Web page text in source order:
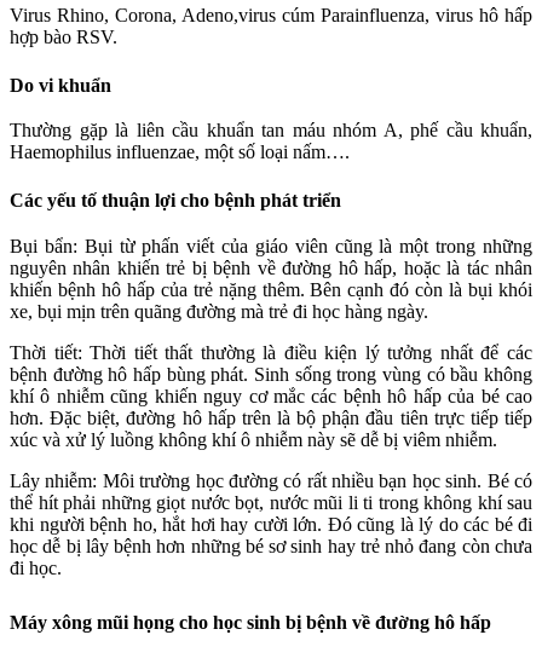
Virus Rhino, Corona, Adeno,virus cúm Parainfluenza, virus hô hấp
hợp bào RSV.
Do vi khuẩn
Thường gặp là liên cầu khuẩn tan máu nhóm A, phế cầu khuẩn,
Haemophilus influenzae, một số loại nấm….
Các yếu tố thuận lợi cho bệnh phát triển
Bụi bẩn: Bụi từ phấn viết của giáo viên cũng là một trong những
nguyên nhân khiến trẻ bị bệnh về đường hô hấp, hoặc là tác nhân
khiến bệnh hô hấp của trẻ nặng thêm. Bên cạnh đó còn là bụi khói
xe, bụi mịn trên quãng đường mà trẻ đi học hàng ngày.
Thời tiết: Thời tiết thất thường là điều kiện lý tưởng nhất để các
bệnh đường hô hấp bùng phát. Sinh sống trong vùng có bầu không
khí ô nhiễm cũng khiến nguy cơ mắc các bệnh hô hấp của bé cao
hơn. Đặc biệt, đường hô hấp trên là bộ phận đầu tiên trực tiếp tiếp
xúc và xử lý luồng không khí ô nhiễm này sẽ dễ bị viêm nhiễm.
Lây nhiễm: Môi trường học đường có rất nhiều bạn học sinh. Bé có
thể hít phải những giọt nước bọt, nước mũi li ti trong không khí sau
khi người bệnh ho, hắt hơi hay cười lớn. Đó cũng là lý do các bé đi
học dễ bị lây bệnh hơn những bé sơ sinh hay trẻ nhỏ đang còn chưa
đi học.
Máy xông mũi họng cho học sinh bị bệnh về đường hô hấp